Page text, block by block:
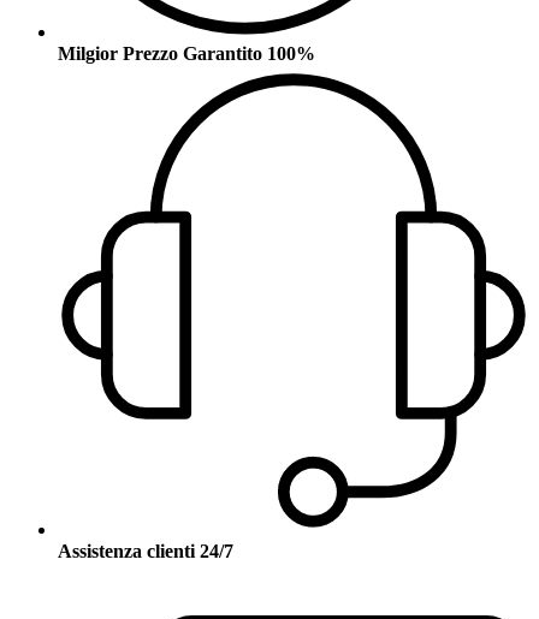
Milgior Prezzo Garantito 100%
Assistenza clienti 24/7